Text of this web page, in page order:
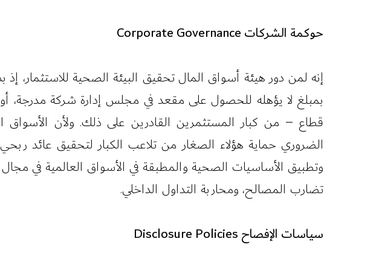
حوكمة الشركات Corporate Governance
إنه لمن دور هيئة أسواق المال تحقيق البيئة الصحية
بمبلغ لا يؤهله للحصول على مقعد في مجلس إدارة شركة مدرجة،
قطاع – من كبار المستثمرين القادرين على ذلك. ولأن الأسواق
الضروري حماية هؤلاء الصغار من تلاعب الكبار لتحقيق عائد
وتطبيق الأساسيات الصحية والمطبقة في الأسواق العالمية في
تضارب المصالح، ومحاربة التداول الداخلي.
سياسات الإفصاح Disclosure Policies